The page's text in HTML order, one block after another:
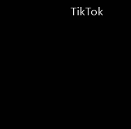
TikTok